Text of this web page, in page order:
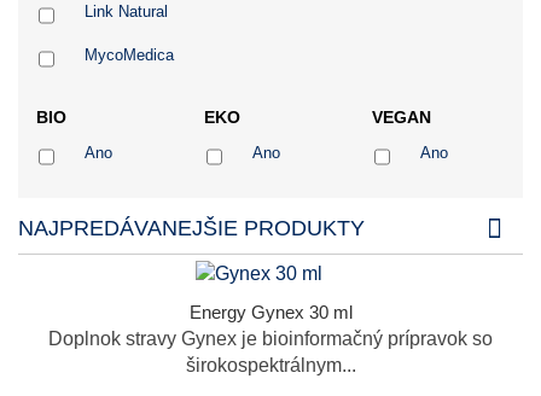
Link Natural
MycoMedica
BIO
Ano
EKO
Ano
VEGAN
Ano
NAJPREDÁVANEJŠIE PRODUKTY
Energy Gynex 30 ml
Doplnok stravy Gynex je bioinformačný prípravok so
širokospektrálnym...